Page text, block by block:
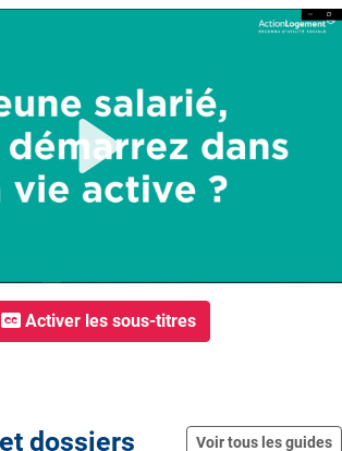
Play
Activer les sous-titres
dossiers Voir tous les guides